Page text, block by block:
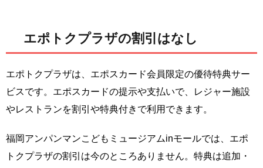
エポトクプラザの割引はなし
エポトクプラザは、エポスカード会員限定の優待特典サー
ビスです。エポスカードの提示や支払いで、レジャー施設
やレストランを割引や特典付きで利用できます。
福岡アンパンマンこどもミュージアムinモールでは、エポ
トクプラザの割引は今のところありません。特典は追加・